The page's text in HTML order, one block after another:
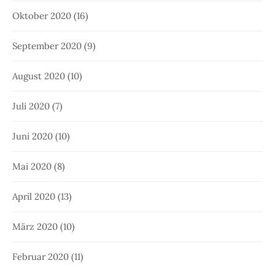
Oktober 2020 (16)
September 2020 (9)
August 2020 (10)
Juli 2020 (7)
Juni 2020 (10)
Mai 2020 (8)
April 2020 (13)
März 2020 (10)
Februar 2020 (11)